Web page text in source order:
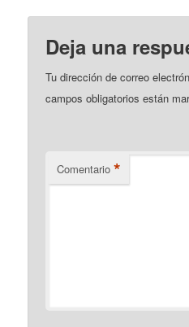
Deja una
Tu dirección de correo
campos obligatorios están
Comentario *